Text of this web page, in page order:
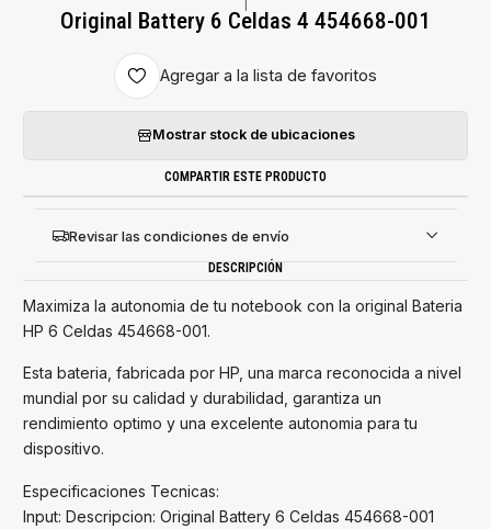
Original Battery 6 Celdas 4 454668-001
Agregar a la lista de favoritos
Mostrar stock de ubicaciones
COMPARTIR ESTE PRODUCTO
Revisar las condiciones de envío
DESCRIPCIÓN
Maximiza la autonomia de tu notebook con la original Bateria
HP 6 Celdas 454668-001.
Esta bateria, fabricada por HP, una marca reconocida a nivel
mundial por su calidad y durabilidad, garantiza un
rendimiento optimo y una excelente autonomia para tu
dispositivo.
Especificaciones Tecnicas:
Input: Descripcion: Original Battery 6 Celdas 454668-001